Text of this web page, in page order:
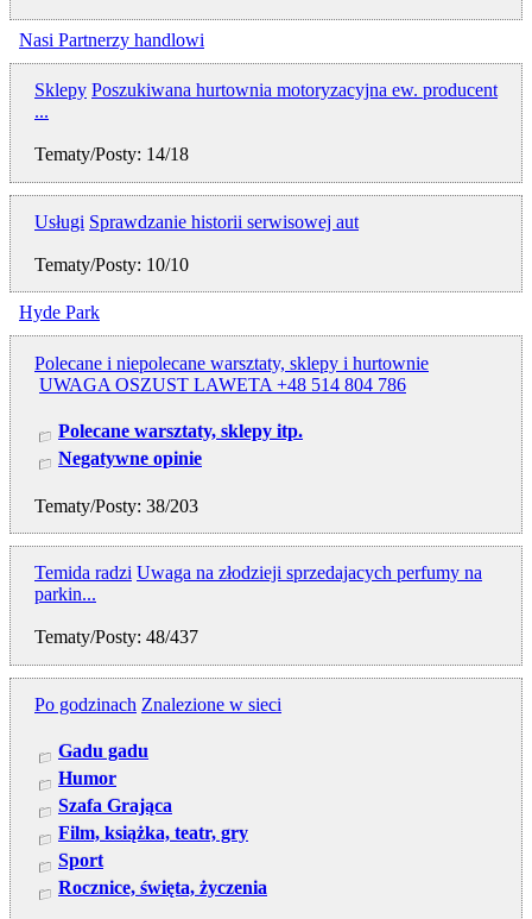
Nasi Partnerzy handlowi
Sklepy Poszukiwana hurtownia motoryzacyjna ew. producent
...
Tematy/Posty: 14/18
Usługi Sprawdzanie historii serwisowej aut
Tematy/Posty: 10/10
Hyde Park
Polecane i niepolecane warsztaty, sklepy i hurtownie
UWAGA OSZUST LAWETA +48 514 804 786
Polecane warsztaty, sklepy itp.
Negatywne opinie
Tematy/Posty: 38/203
Temida radzi Uwaga na złodzieji sprzedajacych perfumy na
parkin...
Tematy/Posty: 48/437
Po godzinach Znalezione w sieci
Gadu gadu
Humor
Szafa Grająca
Film, książka, teatr, gry
Sport
Rocznice, święta, życzenia